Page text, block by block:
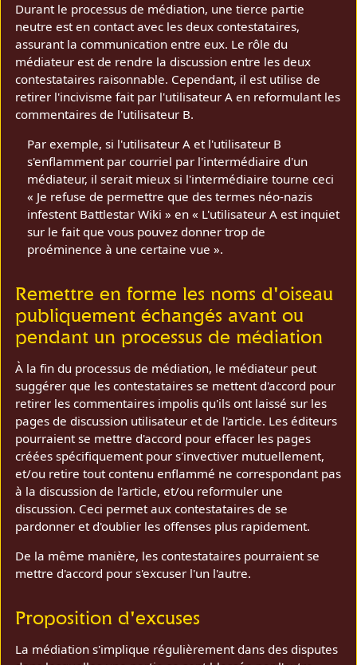
Durant le processus de médiation, une tierce partie
neutre est en contact avec les deux contestataires,
assurant la communication entre eux. Le rôle du
médiateur est de rendre la discussion entre les deux
contestataires raisonnable. Cependant, il est utilise de
retirer l'incivisme fait par l'utilisateur A en reformulant les
commentaires de l'utilisateur B.
Par exemple, si l'utilisateur A et l'utilisateur B
s'enflamment par courriel par l'intermédiaire d'un
médiateur, il serait mieux si l'intermédiaire tourne ceci
« Je refuse de permettre que des termes néo-nazis
infestent Battlestar Wiki » en « L'utilisateur A est inquiet
sur le fait que vous pouvez donner trop de
proéminence à une certaine vue ».
Remettre en forme les noms d'oiseau
publiquement échangés avant ou
pendant un processus de médiation
À la fin du processus de médiation, le médiateur peut
suggérer que les contestataires se mettent d'accord pour
retirer les commentaires impolis qu'ils ont laissé sur les
pages de discussion utilisateur et de l'article. Les éditeurs
pourraient se mettre d'accord pour effacer les pages
créées spécifiquement pour s'invectiver mutuellement,
et/ou retire tout contenu enflammé ne correspondant pas
à la discussion de l'article, et/ou reformuler une
discussion. Ceci permet aux contestataires de se
pardonner et d'oublier les offenses plus rapidement.
De la même manière, les contestataires pourraient se
mettre d'accord pour s'excuser l'un l'autre.
Proposition d'excuses
La médiation s'implique régulièrement dans des disputes